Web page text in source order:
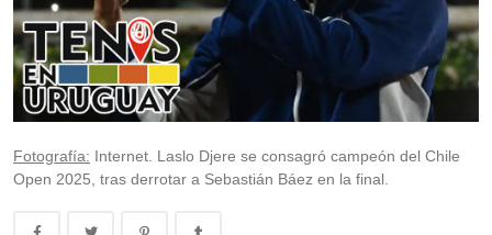
Fotografía: Internet. Laslo Djere se consagró campeón del Chile
Open 2025, tras derrotar a Sebastián Báez en la final.